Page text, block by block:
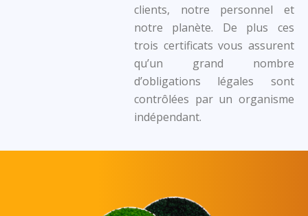
clients, notre personnel et
notre planète. De plus ces
trois certificats vous assurent
qu’un grand nombre
d’obligations légales sont
contrôlées par un organisme
indépendant.